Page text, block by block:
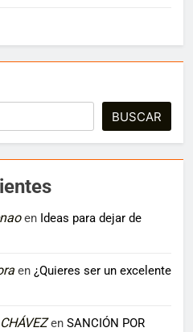
BUSCAR
en Ideas para dejar de
en ¿Quieres ser un excelente
en SANCIÓN POR